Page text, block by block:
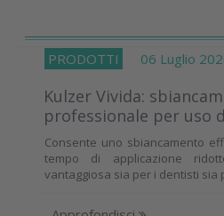
PRODOTTI 06 Luglio
Kulzer Vivida:
professionale per uso
Consente uno sbiancamento
tempo di applicazione
vantaggiosa sia per i dentisti sia